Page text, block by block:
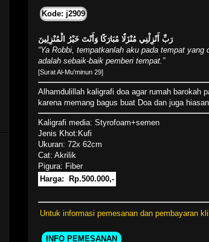
Kode: j2909
رَبِّ أَنْزِلْنِي مُنْزَلًا مُبَارَكًا وَأَنْتَ خَيْرُ الْمُنْزِلِينَ
“Ya Robbi, tempatkanlah aku pada tempat yang
adalah sebaik-baik pemberi tempat.”
[Surat Al-Mu'minun 29]
Alhamdulillah kaligrafi doa agar rumah barokah
karena memang bagus buat Doa dan juga
Kaligrafi media: Styrofoam+semen
Jenis Khot:Kufi
Ukuran: 72x 62cm
Cat: Akrilik
Pigura: Fiber
Harga: Rp.500.000,-
Untuk informasi pemesanan dan pembayaran
INFO PEMESANAN